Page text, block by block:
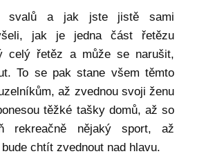
svalů a jak jste jistě sami
jak je jedna část řetězu
celý řetěz a může se narušit,
To se pak stane všem těmto
až zvednou svoji ženu
těžké tašky domů, až so
rekreačně nějaký sport, až
chtít zvednout nad hlavu.